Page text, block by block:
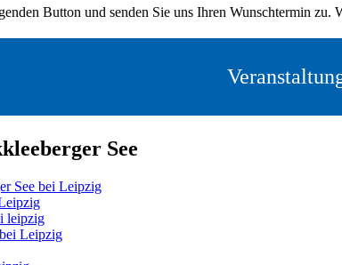
Button und senden Sie uns Ihren Wunschtermin zu.
See